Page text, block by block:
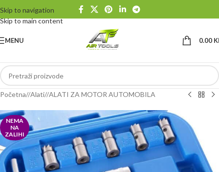
Skip to navigation
Skip to main content
MENU 0.00
Početna/ Alati/ ALATI ZA MOTOR AUTOMOBILA
NEMA
NA
ZALIHI